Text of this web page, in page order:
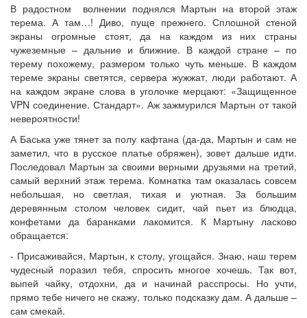
В радостном волнении поднялся Мартын на второй этаж
терема. А там…! Диво, пуще прежнего. Сплошной стеной
экраны огромные стоят, да на каждом из них страны
чужеземные – дальние и ближние. В каждой стране – по
терему похожему, размером только чуть меньше. В каждом
тереме экраны светятся, сервера жужжат, люди работают. А
на каждом экране слова в уголочке мерцают: «Защищенное
VPN соединение. Стандарт». Аж зажмурился Мартын от такой
невероятности!
А Баська уже тянет за полу кафтана (да-да, Мартын и сам не
заметил, что в русское платье обряжен), зовет дальше идти.
Последовал Мартын за своими верными друзьями на третий,
самый верхний этаж терема. Комнатка там оказалась совсем
небольшая, но светлая, тихая и уютная. За большим
деревянным столом человек сидит, чай пьет из блюдца,
конфетами да баранками лакомится. К Мартыну ласково
обращается:
- Присаживайся, Мартын, к столу, угощайся. Знаю, наш терем
чудесный поразил тебя, спросить многое хочешь. Так вот,
выпей чайку, отдохни, да и начинай расспросы. Но учти,
прямо тебе ничего не скажу, только подсказку дам. А дальше –
сам смекай.